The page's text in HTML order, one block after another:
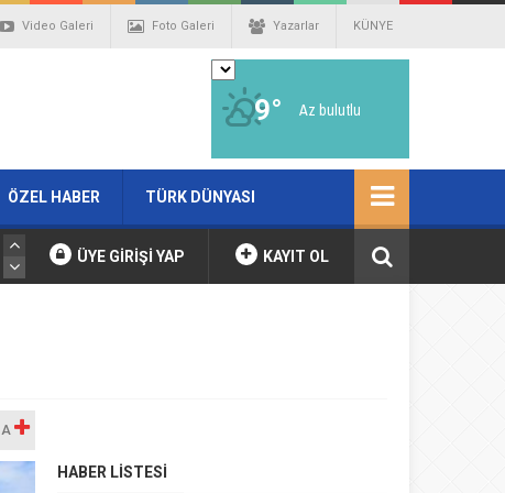
Video Galeri Foto Galeri Yazarlar KÜNYE
9° Az bulutlu
ÖZEL HABER TÜRK DÜNYASI
ÜYE GİRİŞİ YAP KAYIT OL
A
HABER LİSTESİ